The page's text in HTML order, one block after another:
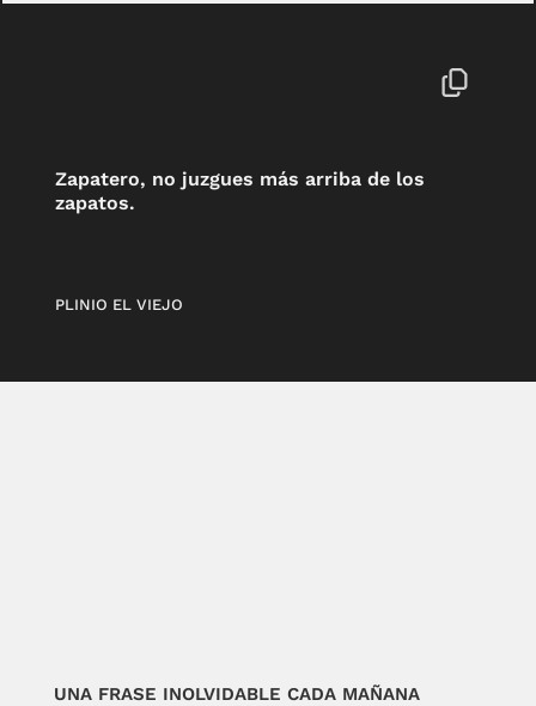
Zapatero, no juzgues más arriba de los
zapatos.
PLINIO EL VIEJO
UNA FRASE INOLVIDABLE CADA MAÑANA